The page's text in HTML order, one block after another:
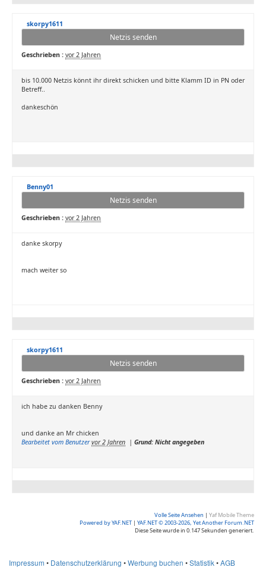
skorpy1611
Netzis senden
Geschrieben : vor 2 Jahren
bis 10.000 Netzis könnt ihr direkt schicken und bitte Klamm ID in PN oder
Betreff..
dankeschön
Benny01
Netzis senden
Geschrieben : vor 2 Jahren
danke skorpy
mach weiter so
skorpy1611
Netzis senden
Geschrieben : vor 2 Jahren
ich habe zu danken Benny
und danke an Mr chicken
Bearbeitet vom Benutzer vor 2 Jahren | Grund: Nicht angegeben
Volle Seite Ansehen | Yaf Mobile Theme
Powered by YAF.NET | YAF.NET © 2003-2026, Yet Another Forum.NET
Diese Seite wurde in 0.147 Sekunden generiert.
Impressum • Datenschutzerklärung •Werbung buchen •Statistik•AGB